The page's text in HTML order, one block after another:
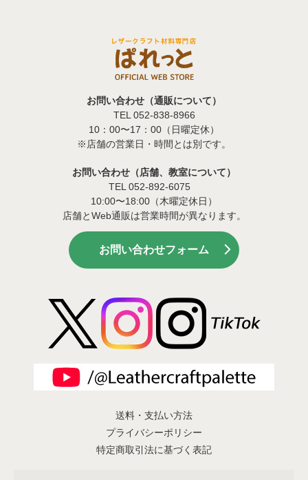
お問い合わせ（通販について）
TEL 052-838-8966
10：00〜17：00（日曜定休）
※店舗の営業日・時間とは別です。
お問い合わせ（店舗、教室について）
TEL 052-892-6075
10:00〜18:00（木曜定休日）
店舗とWeb通販は営業時間が異なります。
お問い合わせフォーム
送料・支払い方法
プライバシーポリシー
特定商取引法に基づく表記